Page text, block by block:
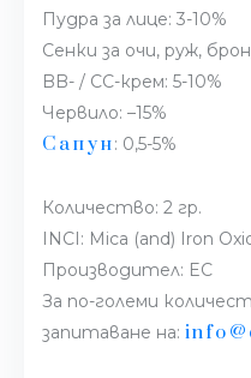
Пудра за лице: 3-10%
Сенки за очи, руж,
BB- / CC-крем: 5-10%
Червило: –15%
Сапун: 0,5-5%
Количество: 2 гр.
INCI: Mica (and) Iron
Производител: EC
За по-големи
запитаване на: